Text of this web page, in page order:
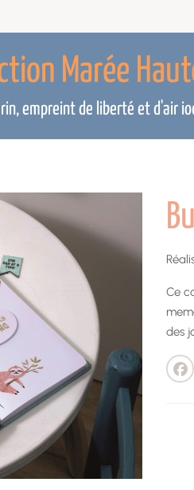
Marée
empreint de liberté et d'air
Ce
des